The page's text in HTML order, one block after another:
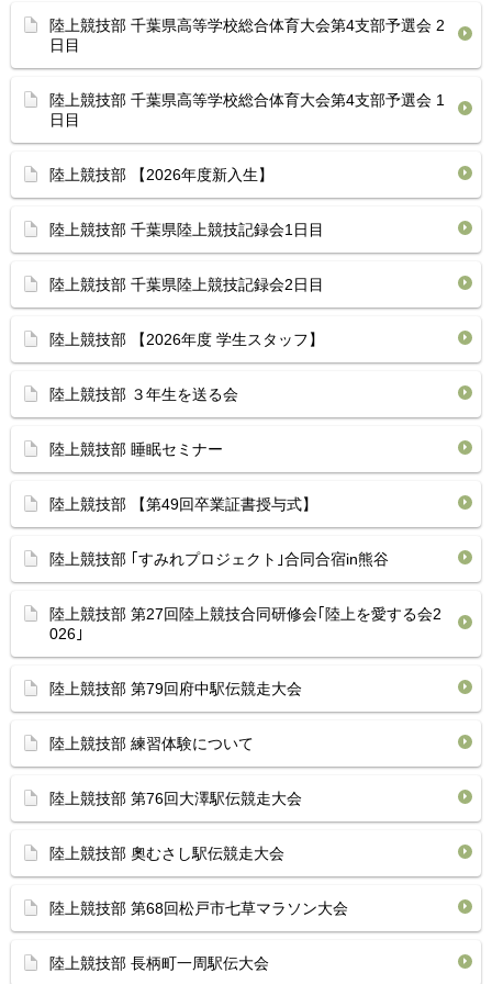
陸上競技部 千葉県高等学校総合体育⁡大会第4支部予選会 2
日目
陸上競技部 千葉県高等学校総合体育⁡大会第4支部予選会 1
日目
陸上競技部 【2026年度新入生】
陸上競技部 千葉県陸上競技記録会1日目 ⁡
陸上競技部 ⁡千葉県陸上競技記録会2日目 ⁡
陸上競技部 【2026年度 学生スタッフ】
陸上競技部 ３年生を送る会
陸上競技部 睡眠セミナー
陸上競技部 【第49回卒業証書授与式】
陸上競技部 ｢すみれプロジェクト｣合同合宿in熊谷
陸上競技部 第27回陸上競技合同研修会｢陸上を愛する会2
026｣
陸上競技部 第79回府中駅伝競走大会
陸上競技部 練習体験について
陸上競技部 第76回大澤駅伝競走大会
陸上競技部 奧むさし駅伝競走大会
陸上競技部 第68回松戸市七草マラソン大会
陸上競技部 長柄町一周駅伝大会